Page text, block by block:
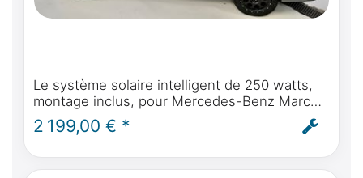
Le système solaire intelligent de 250 watts,
montage inclus, pour Mercedes-Benz Marco
Polo, Horizon, Activity W447 & Viano Marco
Polo W639 à partir de l'année de construction
2 199,00 € *